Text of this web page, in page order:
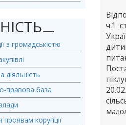
⚊
з громадськістю
діяльність
правова база
проявам корупції
ч.1